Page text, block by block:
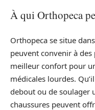
À qui Orthopeca
Orthopeca se situe
peuvent convenir à
meilleur confort pour
médicales lourdes.
debout ou de soulager
chaussures peuvent